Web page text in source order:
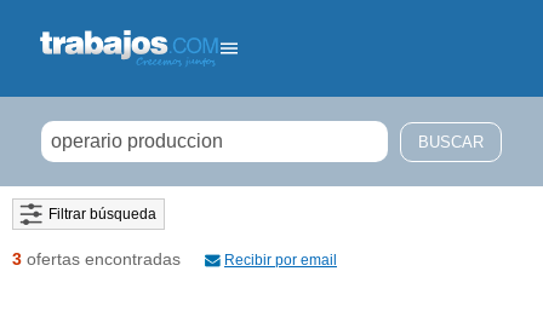
Filtrar búsqueda
3 ofertas encontradas Recibir por email